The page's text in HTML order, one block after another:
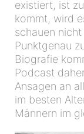
existiert, ist
kommt, wird
schauen nicht
Punktgenau
Biografie
Podcast
Ansagen an
im besten
Männern im